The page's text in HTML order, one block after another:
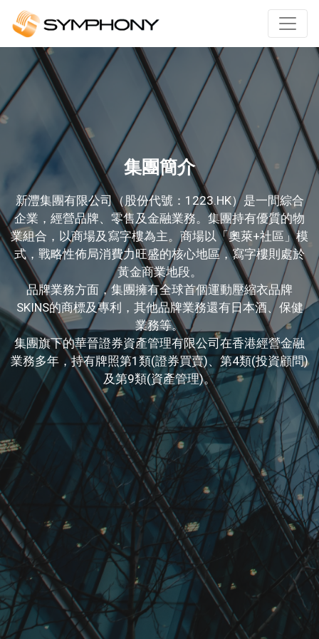
集團簡介
新灃集團有限公司（股份代號：1223.HK）是一間綜合
企業，經營品牌、零售及金融業務。集團持有優質的物
業組合，以商場及寫字樓為主。商場以「奧萊+社區」模
式，戰略性佈局消費力旺盛的核心地區，寫字樓則處於
黃金商業地段。
品牌業務方面，集團擁有全球首個運動壓縮衣品牌
SKINS的商標及專利，其他品牌業務還有日本酒、保健
業務等。
集團旗下的華晉證券資產管理有限公司在香港經營金融
業務多年，持有牌照第1類(證券買賣)、第4類(投資顧問)
及第9類(資產管理)。